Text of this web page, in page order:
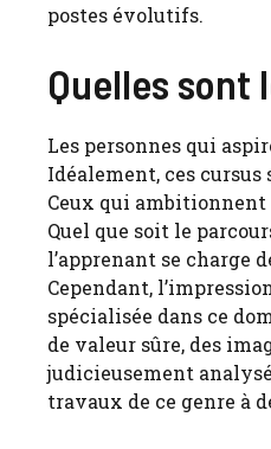
postes évolutifs.
Quelles sont
Les personnes qui
Idéalement, ces cursus
Ceux qui ambitionnent
Quel que soit le
l’apprenant se charge
Cependant,
spécialisée dans ce
de valeur sûre, des
judicieusement
travaux de ce genre à